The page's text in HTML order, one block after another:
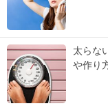
太らな
や作り